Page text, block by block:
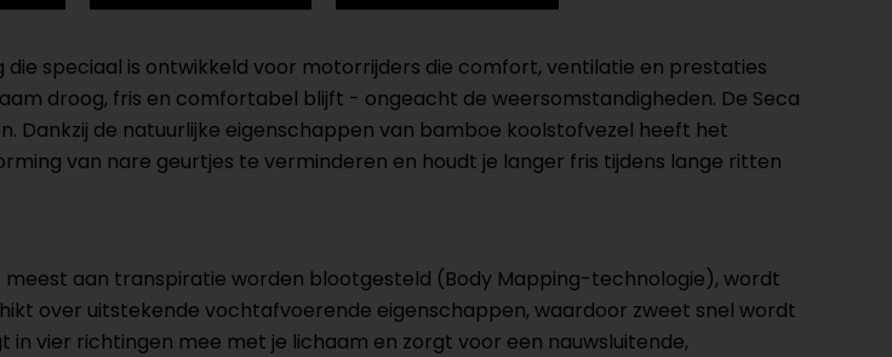
die speciaal is ontwikkeld voor motorrijders die comfort, ventilatie en prestaties
droog, fris en comfortabel blijft - ongeacht de weersomstandigheden. De Seca
Dankzij de natuurlijke eigenschappen van bamboe koolstofvezel heeft het
van nare geurtjes te verminderen en houdt je langer fris tijdens lange ritten
aan transpiratie worden blootgesteld (Body Mapping-technologie), wordt
over uitstekende vochtafvoerende eigenschappen, waardoor zweet snel wordt
vier richtingen mee met je lichaam en zorgt voor een nauwsluitende,